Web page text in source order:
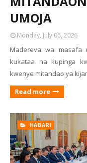
UMOJA
Monday, July 06, 2026
Madereva wa masafa
kukataa na kupinga
kwenye mitandao ya
Read more
HABARI